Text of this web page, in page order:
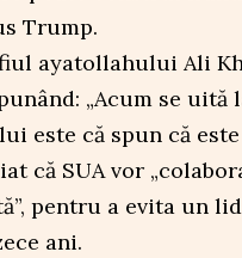
Trump.
ayatollahului Ali
„Acum se
este că spun că este
că SUA vor
pentru a evita un
ani.